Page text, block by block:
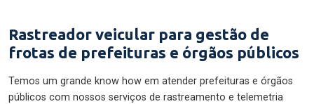
Rastreador veicular para gestão de
frotas de prefeituras e órgãos públicos
Temos um grande know how em atender prefeituras e órgãos
públicos com nossos serviços de rastreamento e telemetria